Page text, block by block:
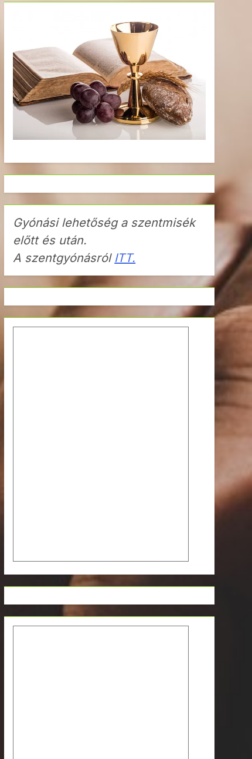
Gyónási lehetőség a szentmisék
előtt és után.
A szentgyónásról ITT.